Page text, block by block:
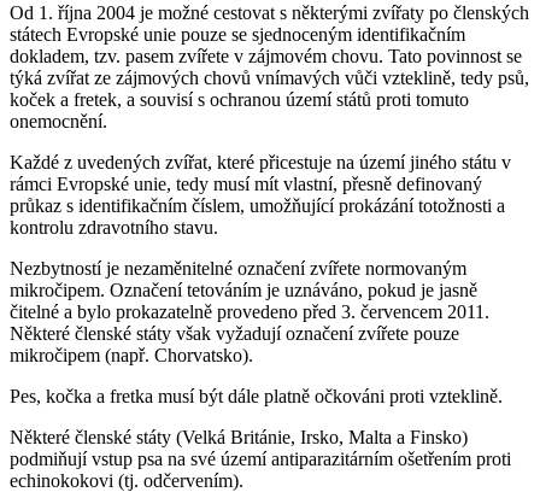
Od 1. října 2004 je možné cestovat s některými zvířaty po členských
státech Evropské unie pouze se sjednoceným identifikačním
dokladem, tzv. pasem zvířete v zájmovém chovu. Tato povinnost se
týká zvířat ze zájmových chovů vnímavých vůči vzteklině, tedy psů,
koček a fretek, a souvisí s ochranou území států proti tomuto
onemocnění.
Každé z uvedených zvířat, které přicestuje na území jiného státu v
rámci Evropské unie, tedy musí mít vlastní, přesně definovaný
průkaz s identifikačním číslem, umožňující prokázání totožnosti a
kontrolu zdravotního stavu.
Nezbytností je nezaměnitelné označení zvířete normovaným
mikročipem. Označení tetováním je uznáváno, pokud je jasně
čitelné a bylo prokazatelně provedeno před 3. červencem 2011.
Některé členské státy však vyžadují označení zvířete pouze
mikročipem (např. Chorvatsko).
Pes, kočka a fretka musí být dále platně očkováni proti vzteklině.
Některé členské státy (Velká Británie, Irsko, Malta a Finsko)
podmiňují vstup psa na své území antiparazitárním ošetřením proti
echinokokovi (tj. odčervením).